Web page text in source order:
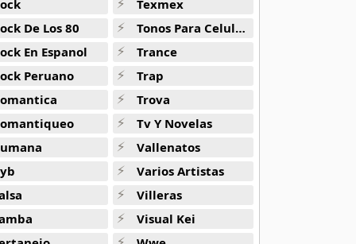
De Los 80
En Espanol
Peruano
Texmex
Tonos Para Celulares
Trance
Trap
Trova
Tv Y Novelas
Vallenatos
Varios Artistas
Villeras
Visual Kei